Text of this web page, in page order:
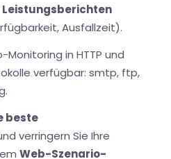
Leistungsberichten
Ausfallzeit).
in HTTP und
verfügbar: smtp, ftp,
beste
verringern Sie Ihre
Web-Szenario-